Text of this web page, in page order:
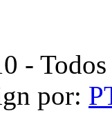
-
por: